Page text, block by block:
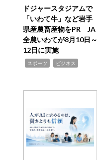
ドジャースタジアムで
「いわて牛」など岩手
県産農畜産物をPR JA
全農いわてが8月10日～
12日に実施
スポーツ ビジネス